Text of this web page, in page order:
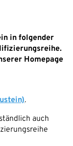
in folgender
Homepage
.
auch